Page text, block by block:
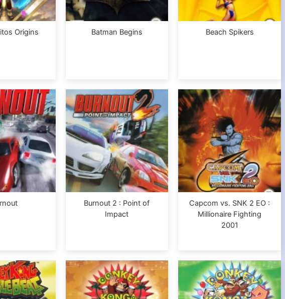
Origins Batman Begins Beach Spikers
Burnout 2 : Point of
Impact
Capcom vs. SNK 2 EO :
Millionaire Fighting
2001